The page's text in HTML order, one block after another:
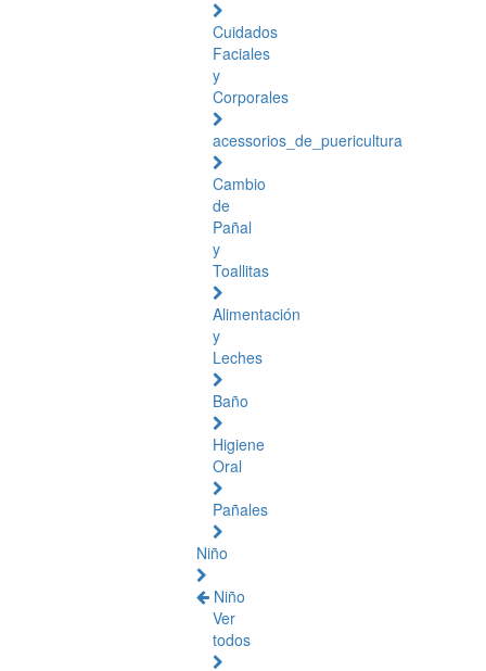
Cuidados
Faciales
y
Corporales
acessorios_de_puericultura
Cambio
de
Pañal
y
Toallitas
Alimentación
y
Leches
Baño
Higiene
Oral
Pañales
Niño
Niño
Ver
todos